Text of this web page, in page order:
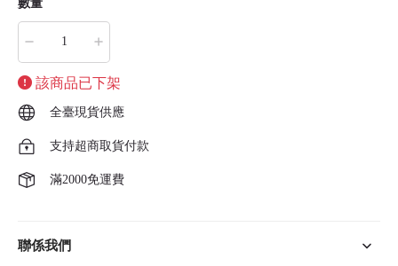
該商品已下架
全臺現貨供應
支持超商取貨付款
滿2000免運費
聯係我們